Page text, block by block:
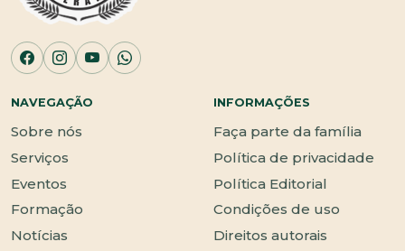
NAVEGAÇÃO
Sobre nós
Serviços
Eventos
Formação
Notícias
INFORMAÇÕES
Faça parte da família
Política de privacidade
Política Editorial
Condições de uso
Direitos autorais